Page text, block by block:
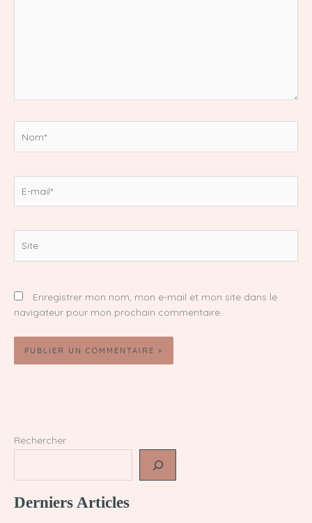
mail*
Enregistrer mon nom, mon e-mail et mon site dans le
navigateur pour mon prochain commentaire.
Rechercher
Derniers Articles